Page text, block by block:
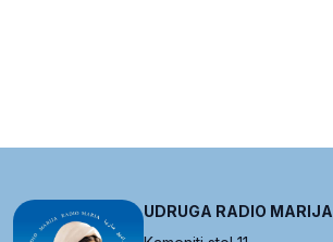
UDRUGA RADIO MARIJA